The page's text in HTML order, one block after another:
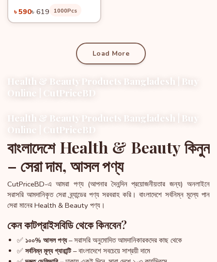
৳ 590৳ 619 1000Pcs
Load More
Health & Beauty Products Bangladesh | Buy
Online | CutPriceBD
Health & Beauty Products Bangladesh | Buy
Online | CutPriceBD
বাংলাদেশে Health & Beauty কিনুন
– সেরা দাম, আসল পণ্য
CutPriceBD-এ আমরা পণ্য (আপনার দৈনন্দিন প্রয়োজনীয়তার জন্য) অনলাইনে
সরাসরি আমদানিকৃত সেরা ব্র্যান্ডের পণ্য সরবরাহ করি। বাংলাদেশে সর্বনিম্ন মূল্যে পান
সেরা মানের Health & Beauty পণ্য।
কেন কাটপ্রাইসবিডি থেকে কিনবেন?
✅ ১০০% আসল পণ্য– সরাসরি অনুমোদিত আমদানিকারকদের কাছ থেকে
✅ সর্বনিম্ন মূল্য গ্যারান্টি– বাংলাদেশে সবচেয়ে সাশ্রয়ী দামে